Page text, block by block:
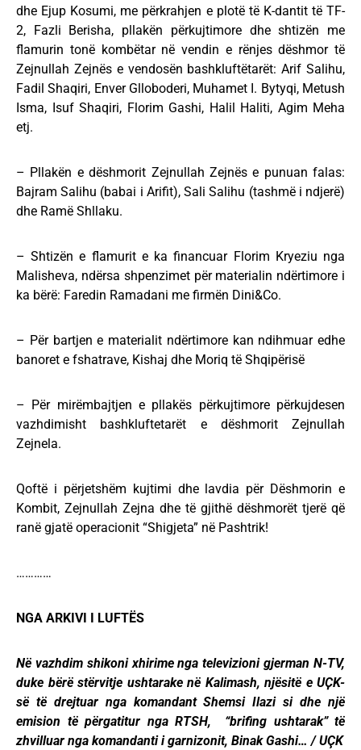
dhe Ejup Kosumi, me përkrahjen e plotë të K-dantit të TF-
2, Fazli Berisha, pllakën përkujtimore dhe shtizën me
flamurin tonë kombëtar në vendin e rënjes dëshmor të
Zejnullah Zejnës e vendosën bashkluftëtarët: Arif Salihu,
Fadil Shaqiri, Enver Glloboderi, Muhamet I. Bytyqi, Metush
Isma, Isuf Shaqiri, Florim Gashi, Halil Haliti, Agim Meha
etj.
– Pllakën e dëshmorit Zejnullah Zejnës e punuan falas:
Bajram Salihu (babai i Arifit), Sali Salihu (tashmë i ndjerë)
dhe Ramë Shllaku.
– Shtizën e flamurit e ka financuar Florim Kryeziu nga
Malisheva, ndërsa shpenzimet për materialin ndërtimore i
ka bërë: Faredin Ramadani me firmën Dini&Co.
– Për bartjen e materialit ndërtimore kan ndihmuar edhe
banoret e fshatrave, Kishaj dhe Moriq të Shqipërisë
– Për mirëmbajtjen e pllakës përkujtimore përkujdesen
vazhdimisht bashkluftetarët e dëshmorit Zejnullah
Zejnela.
Qoftë i përjetshëm kujtimi dhe lavdia për Dëshmorin e
Kombit, Zejnullah Zejna dhe të gjithë dëshmorët tjerë që
ranë gjatë operacionit “Shigjeta” në Pashtrik!
…………
NGA ARKIVI I LUFTËS
Në vazhdim shikoni xhirime nga televizioni gjerman N-TV,
duke bërë stërvitje ushtarake në Kalimash, njësitë e UҪK-
së të drejtuar nga komandant Shemsi Ilazi si dhe një
emision të përgatitur nga RTSH, “brifing ushtarak” të
zhvilluar nga komandanti i garnizonit, Binak Gashi… / UÇK